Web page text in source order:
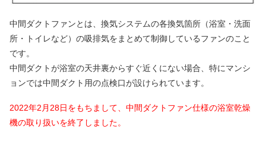
中間ダクトファンとは、換気システムの各換気箇所（浴室・洗面
所・トイレなど）の吸排気をまとめて制御しているファンのこと
です。
中間ダクトが浴室の天井裏からすぐ近くにない場合、特にマンシ
ョンでは中間ダクト用の点検口が設けられています。
2022年2月28日をもちまして、中間ダクトファン仕様の浴室乾燥
機の取り扱いを終了しました。